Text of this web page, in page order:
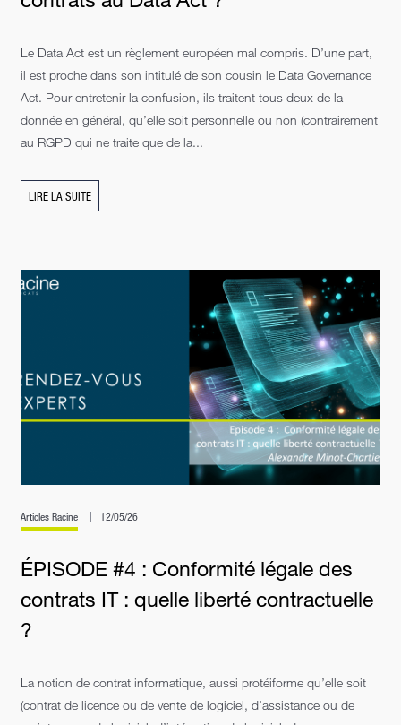
Le Data Act est un règlement européen mal compris. D’une part,
il est proche dans son intitulé de son cousin le Data Governance
Act. Pour entretenir la confusion, ils traitent tous deux de la
donnée en général, qu’elle soit personnelle ou non (contrairement
au RGPD qui ne traite que de la...
LIRE LA SUITE
Articles Racine 12/05/26
ÉPISODE #4 : Conformité légale des
contrats IT : quelle liberté contractuelle
?
La notion de contrat informatique, aussi protéiforme qu’elle soit
(contrat de licence ou de vente de logiciel, d’assistance ou de